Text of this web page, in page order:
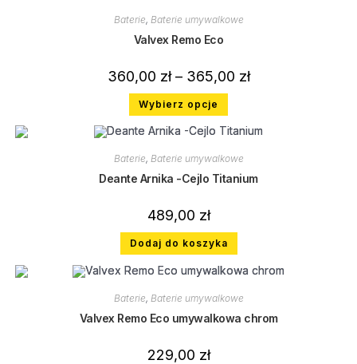
Baterie, Baterie umywalkowe
Valvex Remo Eco
360,00 zł – 365,00 zł
Wybierz opcje
Baterie, Baterie umywalkowe
Deante Arnika -Cejlo Titanium
489,00 zł
Dodaj do koszyka
Baterie, Baterie umywalkowe
Valvex Remo Eco umywalkowa chrom
229,00 zł